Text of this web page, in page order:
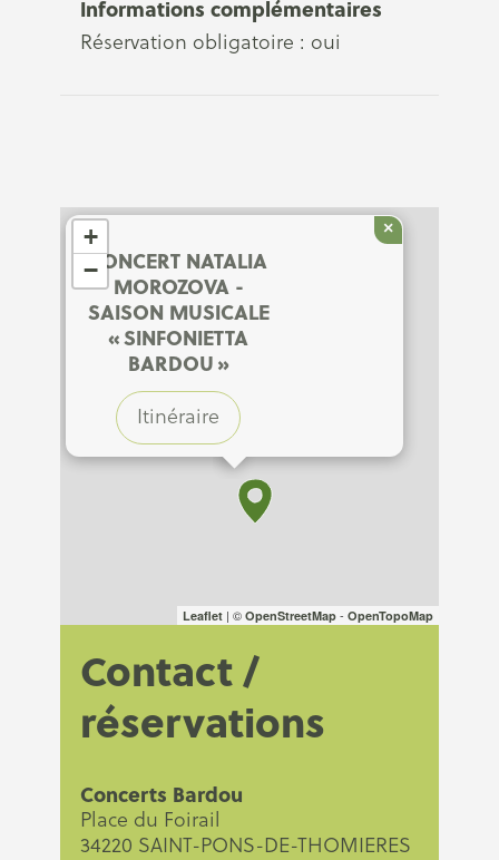
Informations complémentaires
Réservation obligatoire : oui
CONCERT NATALIA
MOROZOVA -
SAISON MUSICALE
« SINFONIETTA
BARDOU »
Itinéraire
×
+
−
Leaflet | © OpenStreetMap - OpenTopoMap
Contact /
réservations
Concerts Bardou
Place du Foirail
34220 SAINT-PONS-DE-THOMIERES